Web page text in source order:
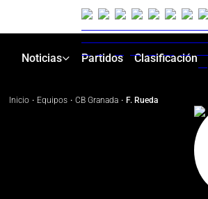
Noticias Partidos Clasificación
Inicio · Equipos · CB Granada · F. Rueda